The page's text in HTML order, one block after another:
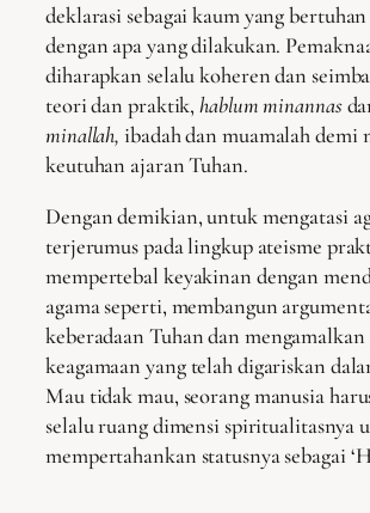
deklarasi sebagai kaum yang
dengan apa yang dilakukan.
diharapkan selalu koheren dan
teori dan praktik,hablum minannas
minallah,ibadah dan muamalah demi
keutuhan ajaran Tuhan.
Dengan demikian, untuk mengatasi
terjerumus pada lingkup ateisme
mempertebal keyakinan dengan
agama seperti, membangun
keberadaan Tuhan dan
keagamaan yang telah digariskan
Mau tidak mau, seorang manusia
selalu ruang dimensi spiritualitasnya
mempertahankan statusnya sebagai